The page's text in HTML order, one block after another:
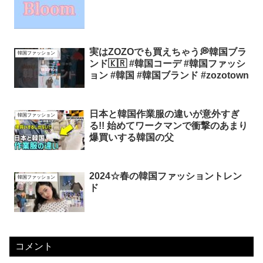
韓国ファッション
実はZOZOでも買えちゃう💭韓国ブラ
ンド🇰🇷 #韓国コーデ #韓国ファッシ
ョン #韓国 #韓国ブランド #zozotown
韓国ファッション
日本と韓国作業服の違いが意外すぎ
る!! 始めてワークマンで衝撃のあまり
爆買いする韓国の父
韓国ファッション
2024☆春の韓国ファッショントレン
ド
コメント